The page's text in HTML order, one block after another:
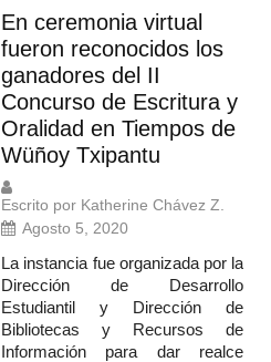
En ceremonia virtual
fueron reconocidos los
ganadores del II
Concurso de Escritura y
Oralidad en Tiempos de
Wüñoy Txipantu
Escrito por Katherine Chávez Z.
Agosto 5, 2020
La instancia fue organizada por la
Dirección de Desarrollo
Estudiantil y Dirección de
Bibliotecas y Recursos de
Información para dar realce